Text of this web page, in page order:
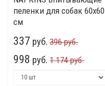
пеленки для собак 60х60
см
337 руб. 396 руб.
998 руб. 1 174 руб.